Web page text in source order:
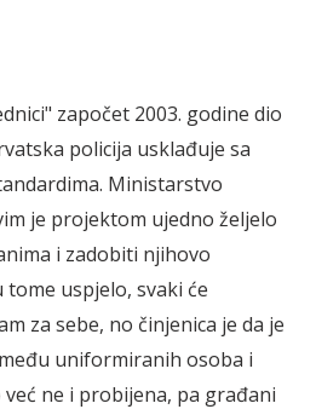
započet 2003. godine dio
policija usklađuje sa
Ministarstvo
je projektom ujedno željelo
i zadobiti njihovo
uspjelo, svaki će
za sebe, no činjenica je da je
uniformiranih osoba i
ne i probijena, pa građani